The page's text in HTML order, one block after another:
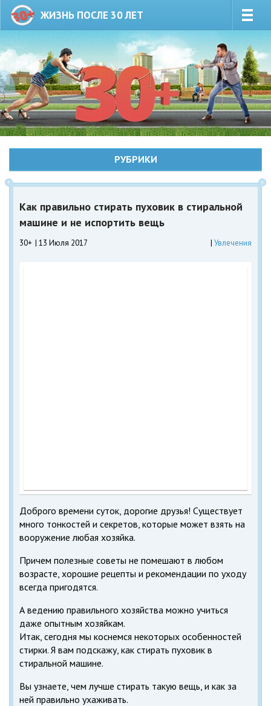
ЖИЗНЬ ПОСЛЕ 30 ЛЕТ
РУБРИКИ
Как правильно стирать пуховик в стиральной
машине и не испортить вещь
30+ 13 Июля 2017 Увлечения
Доброго времени суток, дорогие друзья! Существует
много тонкостей и секретов, которые может взять на
вооружение любая хозяйка.
Причем полезные советы не помешают в любом
возрасте, хорошие рецепты и рекомендации по уходу
всегда пригодятся.
А ведению правильного хозяйства можно учиться
даже опытным хозяйкам.
Итак, сегодня мы коснемся некоторых особенностей
стирки. Я вам подскажу, как стирать пуховик в
стиральной машине.
Вы узнаете, чем лучше стирать такую вещь, и как за
ней правильно ухаживать.